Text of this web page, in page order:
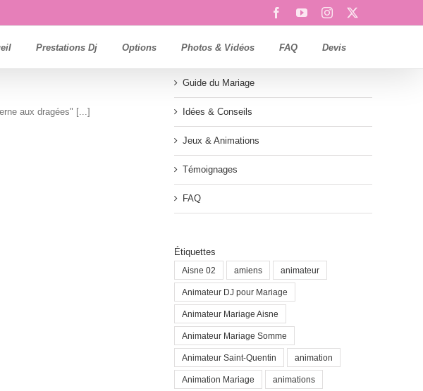
FacebookYouTubeInstagram
Prestations Dj Options Photos & Vidéos FAQ Devis
aux dragées" [...]
Guide du Mariage
Idées & Conseils
Jeux & Animations
Témoignages
FAQ
Étiquettes
Aisne 02 amiens animateur
Animateur DJ pour Mariage
Animateur Mariage Aisne
Animateur Mariage Somme
Animateur Saint-Quentin animation
Animation Mariage animations